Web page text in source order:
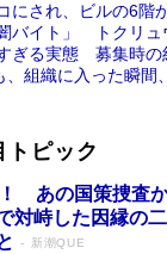
にされ、ビルの6階
バイト」 トクリュ
ぎる実態 募集時の
、組織に入った瞬間
トピック
あの国策捜査
対峙した因縁の
新潮QUE